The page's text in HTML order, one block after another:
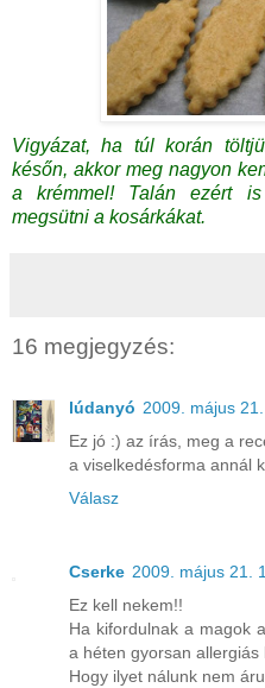
Vigyázat, ha túl korán
későn, akkor meg nagyon
a krémmel! Talán ezért
megsütni a kosárkákat.
16 megjegyzés:
lúdanyó 2009. május
Ez jó :) az írás, meg a
a viselkedésforma annál
Válasz
Cserke 2009. május 21.
Ez kell nekem!!
Ha kifordulnak a magok
a héten gyorsan allergiás
Hogy ilyet nálunk nem